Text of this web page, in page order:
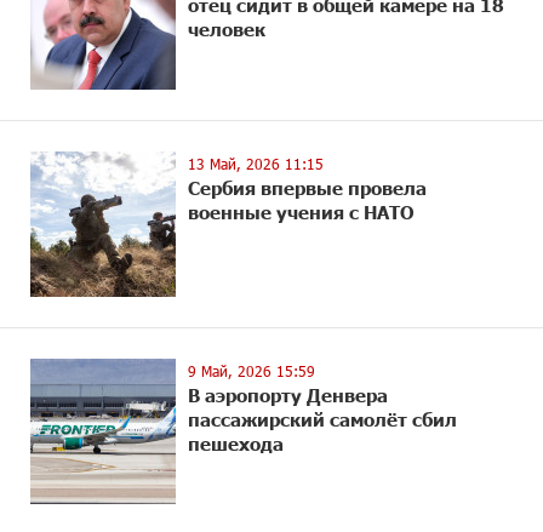
отец сидит в общей камере на 18
человек
13 Май, 2026 11:15
Сербия впервые провела
военные учения с НАТО
9 Май, 2026 15:59
В аэропорту Денвера
пассажирский самолёт сбил
пешехода